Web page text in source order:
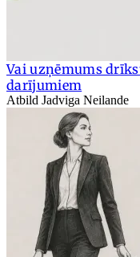
Vai uzņēmums
darījumiem
Atbild Jadviga Neilande